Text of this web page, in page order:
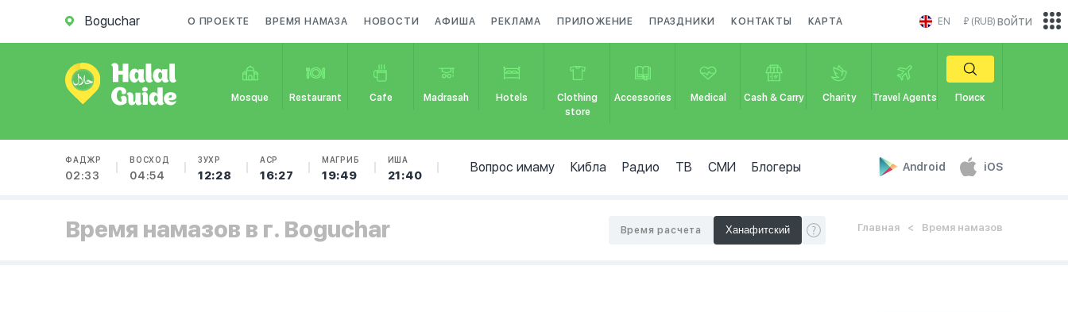
Boguchar О ПРОЕКТЕ ВРЕМЯ НАМАЗА НОВОСТИ АФИША РЕКЛАМА ПРИЛОЖЕНИЕ ПРАЗДНИКИ КОНТАКТЫ КАРТА EN ₽ (RUB)
Mosque Restaurant Cafe Madrasah Hotels
Clothing
store
Accessories Medical Cash & Carry Charity Travel Agents Поиск
ФАДЖР
02:33
ВОСХОД
04:54
ЗУХР
12:28
АСР
16:27
МАГРИБ
19:49
ИША
21:40
Вопрос имаму Кибла Радио ТВ СМИ Блогеры Android iOS
войти
Время намазов в г. Boguchar Главная Время намазов
Время расчета